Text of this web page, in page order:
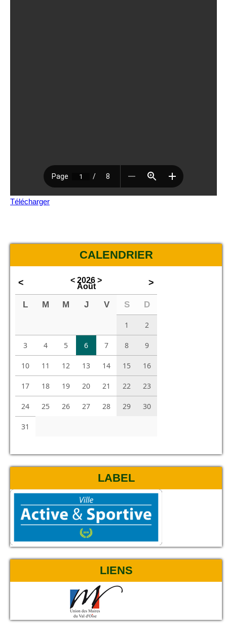
Télécharger
CALENDRIER
< < 2026 >
Août >
L M M J V S D
1 2
3 4 5 6 7 8 9
10 11 12 13 14 15 16
17 18 19 20 21 22 23
24 25 26 27 28 29 30
31
LABEL
LIENS